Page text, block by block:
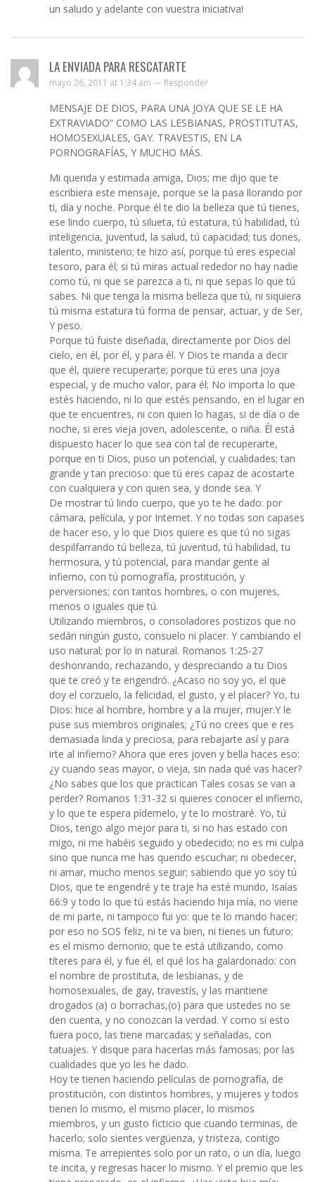
un saludo y adelante con vuestra iniciativa!
LA ENVIADA PARA RESCATARTE
mayo 26, 2011 at 1:34 am — Responder
MENSAJE DE DIOS, PARA UNA JOYA QUE SE LE HA
EXTRAVIADO” COMO LAS LESBIANAS, PROSTITUTAS,
HOMOSEXUALES, GAY. TRAVESTIS, EN LA
PORNOGRAFÍAS, Y MUCHO MÁS.
Mi querida y estimada amiga, Dios; me dijo que te
escribiera este mensaje, porque se la pasa llorando por
ti, día y noche. Porque él te dio la belleza que tú tienes,
ese lindo cuerpo, tú silueta, tú estatura, tú habilidad, tú
inteligencia, juventud, la salud, tú capacidad; tus dones,
talento, ministerio; te hizo así, porque tú eres especial
tesoro, para él; si tú miras actual rededor no hay nadie
como tú, ni que se parezca a ti, ni que sepas lo que tú
sabes. Ni que tenga la misma belleza que tú, ni siquiera
tú misma estatura tú forma de pensar, actuar, y de Ser,
Y peso.
Porque tú fuiste diseñada, directamente por Dios del
cielo, en él, por él, y para él. Y Dios te manda a decir
que él, quiere recuperarte; porque tú eres una joya
especial, y de mucho valor, para él; No importa lo que
estés haciendo, ni lo que estés pensando, en el lugar en
que te encuentres, ni con quien lo hagas, si de día o de
noche, si eres vieja joven, adolescente, o niña. Él está
dispuesto hacer lo que sea con tal de recuperarte,
porque en ti Dios, puso un potencial, y cualidades; tan
grande y tan precioso: que tú eres capaz de acostarte
con cualquiera y con quien sea, y donde sea. Y
De mostrar tú lindo cuerpo, que yo te he dado: por
cámara, película, y por Internet. Y no todas son capases
de hacer eso, y lo que Dios quiere es que tú no sigas
despilfarrando tú belleza, tú juventud, tú habilidad, tu
hermosura, y tú potencial, para mandar gente al
infierno, con tú pornografía, prostitución, y
perversiones; con tantos hombres, o con mujeres,
menos o iguales que tú.
Utilizando miembros, o consoladores postizos que no
sedán ningún gusto, consuelo ni placer. Y cambiando el
uso natural; por lo in natural. Romanos 1:25-27
deshonrando, rechazando, y despreciando a tu Dios
que te creó y te engendró. ¿Acaso no soy yo, el que
doy el corzuelo, la felicidad, el gusto, y el placer? Yo, tu
Dios: hice al hombre, hombre y a la mujer, mujer.Y le
puse sus miembros originales; ¿Tú no crees que e res
demasiada linda y preciosa, para rebajarte así y para
irte al infierno? Ahora que eres joven y bella haces eso:
¿y cuando seas mayor, o vieja, sin nada qué vas hacer?
¿No sabes que los que practican Tales cosas se van a
perder? Romanos 1:31-32 si quieres conocer el infierno,
y lo que te espera pídemelo, y te lo mostraré. Yo, tú
Dios, tengo algo mejor para ti, si no has estado con
migo, ni me habéis seguido y obedecido; no es mi culpa
sino que nunca me has querido escuchar; ni obedecer,
ni amar, mucho menos seguir; sabiendo que yo soy tú
Dios, que te engendré y te traje ha esté mundo, Isaías
66:9 y todo lo que tú estás haciendo hija mía, no viene
de mi parte, ni tampoco fui yo: que te lo mando hacer;
por eso no SOS feliz, ni te va bien, ni tienes un futuro;
es el mismo demonio; que te está utilizando, como
títeres para él, y fue él, el qué los ha galardonado: con
el nombre de prostituta, de lesbianas, y de
homosexuales, de gay, travestís, y las mantiene
drogados (a) o borrachas,(o) para que ustedes no se
den cuenta, y no conozcan la verdad. Y como si esto
fuera poco, las tiene marcadas; y señaladas, con
tatuajes. Y disque para hacerlas más famosas; por las
cualidades que yo les he dado.
Hoy te tienen haciendo películas de pornografía, de
prostitución, con distintos hombres, y mujeres y todos
tienen lo mismo, el mismo placer, lo mismos
miembros, y un gusto ficticio que cuando terminas, de
hacerlo; solo sientes vergüenza, y tristeza, contigo
misma. Te arrepientes solo por un rato, o un día, luego
te incita, y regresas hacer lo mismo. Y el premio que les